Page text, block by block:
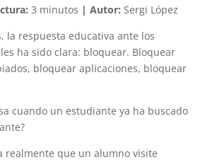
3 minutos | Autor: Sergi López
la respuesta educativa ante los
ha sido clara: bloquear. Bloquear
bloquear aplicaciones, bloquear
cuando un estudiante ya ha buscado
realmente que un alumno visite